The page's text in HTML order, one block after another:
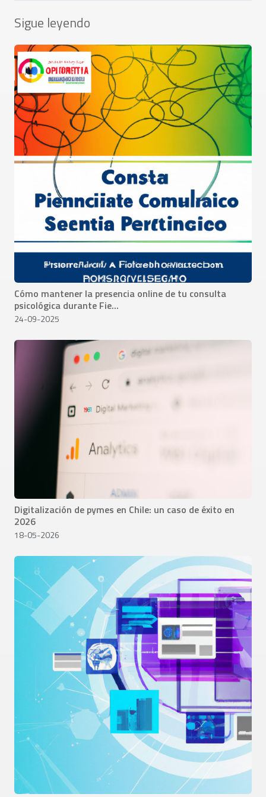
Sigue leyendo
Cómo mantener la presencia online de tu consulta
psicológica durante Fie...
24-09-2025
Digitalización de pymes en Chile: un caso de éxito en
2026
18-05-2026